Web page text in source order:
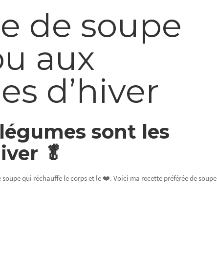
de soupe
aux
d’hiver
sont les
🥬
qui réchauffe le corps et le ❤️. Voici ma recette préférée de soupe